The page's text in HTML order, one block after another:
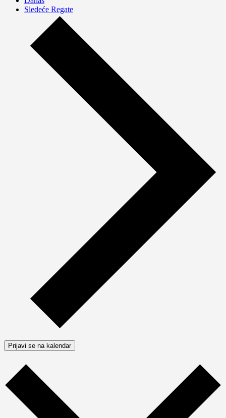
Sledeće Regate
Prijavi se na kalendar